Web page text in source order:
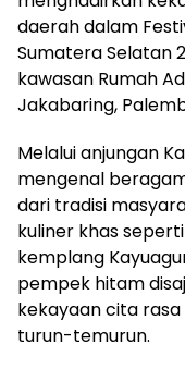
daerah dalam
Sumatera Selatan
kawasan Rumah
Jakabaring,
Melalui anjungan
mengenal
dari tradisi
kuliner khas
kemplang
pempek hitam
kekayaan cita
turun-temurun.